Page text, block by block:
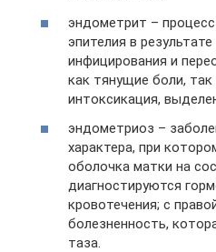
эндометрит –
эпителия в
инфицирования и
как тянущие боли,
интоксикация,
эндометриоз –
характера, при
оболочка матки на
диагностируются
кровотечения; с
болезненность,
таза.